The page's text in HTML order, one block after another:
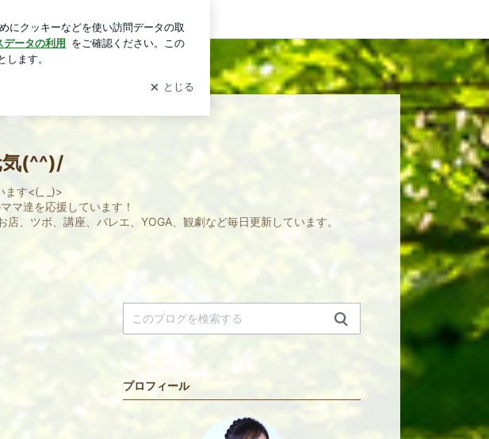
ログイン
気(^^)/
ます<(_ _)>
マ達を応援しています！
、ツボ、講座、バレエ、YOGA、観劇など毎日更新しています。
プロフィール